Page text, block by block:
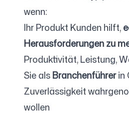
wenn:
Ihr Produkt Kunden hilft,
Herausforderungen zu
Produktivität, Leistung,
Sie alsBranchenführerin
Zuverlässigkeit
wollen